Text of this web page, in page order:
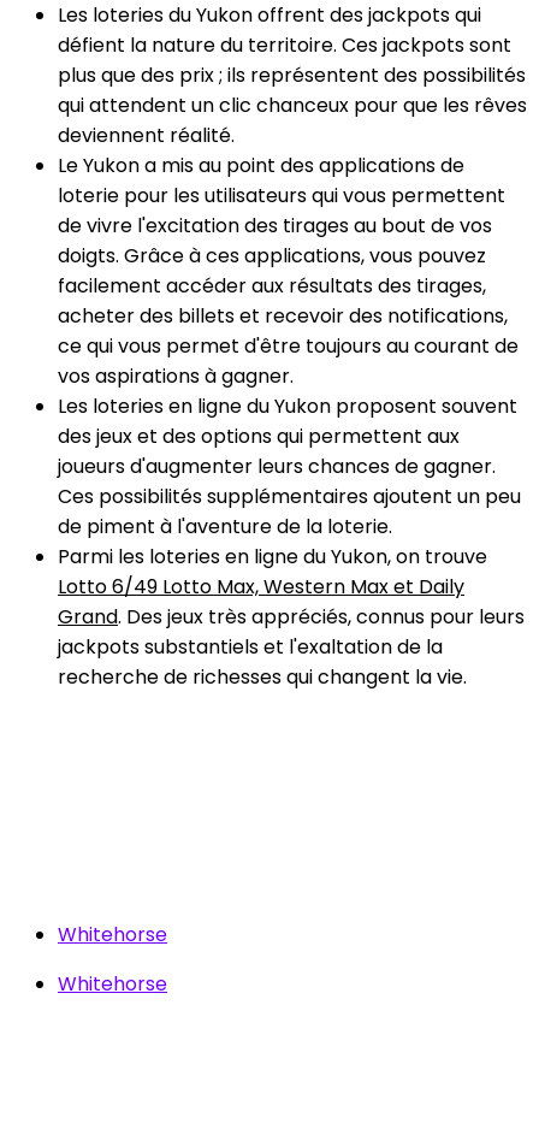
Les loteries du Yukon offrent des jackpots qui
défient la nature du territoire. Ces jackpots sont
plus que des prix ; ils représentent des possibilités
qui attendent un clic chanceux pour que les rêves
deviennent réalité.
Le Yukon a mis au point des applications de
loterie pour les utilisateurs qui vous permettent
de vivre l'excitation des tirages au bout de vos
doigts. Grâce à ces applications, vous pouvez
facilement accéder aux résultats des tirages,
acheter des billets et recevoir des notifications,
ce qui vous permet d'être toujours au courant de
vos aspirations à gagner.
Les loteries en ligne du Yukon proposent souvent
des jeux et des options qui permettent aux
joueurs d'augmenter leurs chances de gagner.
Ces possibilités supplémentaires ajoutent un peu
de piment à l'aventure de la loterie.
Parmi les loteries en ligne du Yukon, on trouve
Lotto 6/49 Lotto Max, Western Max et Daily
Grand. Des jeux très appréciés, connus pour leurs
jackpots substantiels et l'exaltation de la
recherche de richesses qui changent la vie.
Whitehorse
Whitehorse